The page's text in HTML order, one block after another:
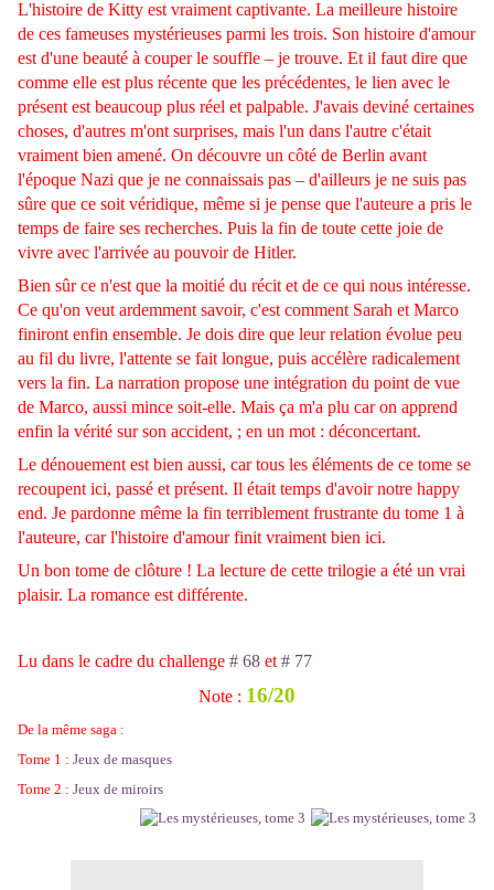
L'histoire de Kitty est vraiment captivante. La meilleure histoire
de ces fameuses mystérieuses parmi les trois. Son histoire d'amour
est d'une beauté à couper le souffle – je trouve. Et il faut dire que
comme elle est plus récente que les précédentes, le lien avec le
présent est beaucoup plus réel et palpable. J'avais deviné certaines
choses, d'autres m'ont surprises, mais l'un dans l'autre c'était
vraiment bien amené. On découvre un côté de Berlin avant
l'époque Nazi que je ne connaissais pas – d'ailleurs je ne suis pas
sûre que ce soit véridique, même si je pense que l'auteure a pris le
temps de faire ses recherches. Puis la fin de toute cette joie de
vivre avec l'arrivée au pouvoir de Hitler.
Bien sûr ce n'est que la moitié du récit et de ce qui nous intéresse.
Ce qu'on veut ardemment savoir, c'est comment Sarah et Marco
finiront enfin ensemble. Je dois dire que leur relation évolue peu
au fil du livre, l'attente se fait longue, puis accélère radicalement
vers la fin. La narration propose une intégration du point de vue
de Marco, aussi mince soit-elle. Mais ça m'a plu car on apprend
enfin la vérité sur son accident, ; en un mot : déconcertant.
Le dénouement est bien aussi, car tous les éléments de ce tome se
recoupent ici, passé et présent. Il était temps d'avoir notre happy
end. Je pardonne même la fin terriblement frustrante du tome 1 à
l'auteure, car l'histoire d'amour finit vraiment bien ici.
Un bon tome de clôture ! La lecture de cette trilogie a été un vrai
plaisir. La romance est différente.
Lu dans le cadre du challenge # 68 et # 77
Note : 16/20
De la même saga :
Tome 1 : Jeux de masques
Tome 2 : Jeux de miroirs